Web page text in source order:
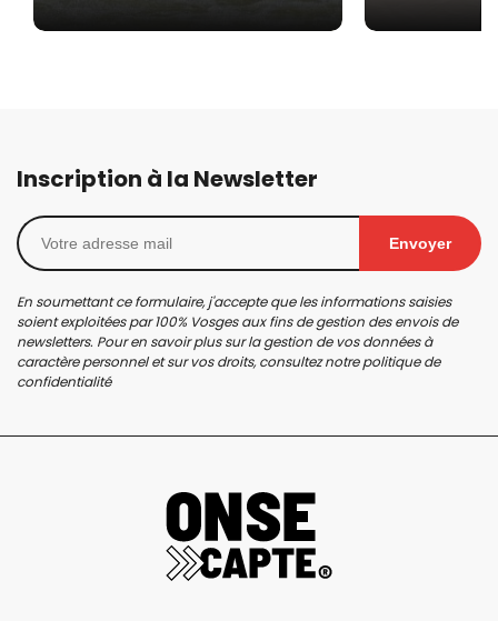
Inscription à la Newsletter
Envoyer
En soumettant ce formulaire, j'accepte que les informations saisies
soient exploitées par 100% Vosges aux fins de gestion des envois de
newsletters. Pour en savoir plus sur la gestion de vos données à
caractère personnel et sur vos droits, consultez notrepolitique de
confidentialité